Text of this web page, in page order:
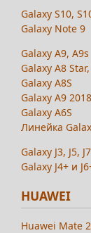
Galaxy S10,
Galaxy Note 9
Galaxy A9, A9s
Galaxy A8
Galaxy A8S
Galaxy A9 2018
Galaxy A6S
Линейка
Galaxy J3, J5,
Galaxy J4+ и
HUAWEI
Huawei Mate